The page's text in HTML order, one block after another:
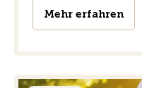
Mehr erfahren